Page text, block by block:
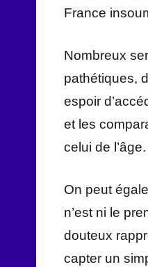
France
Nombreux
pathétiques,
espoir
et les
celui de l’âge.
On peut
n’est ni le
douteux
capter un